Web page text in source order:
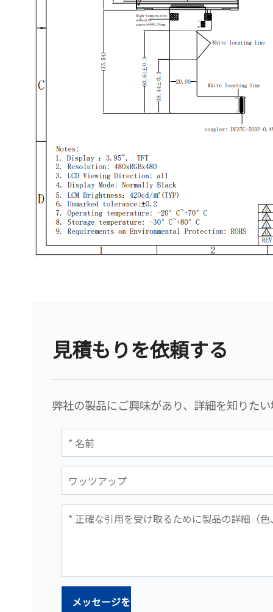
見積もりを依頼する
弊社の製品にご興味があり、詳細を知りた